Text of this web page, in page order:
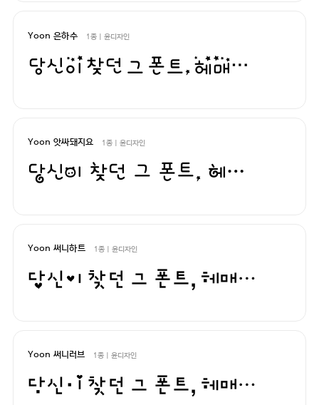
Yoon 은하수 1종 | 윤디자인
당신이 찾던 그 폰트, 헤매지 말고 바로 폰코!
Yoon 앗싸돼지요 1종 | 윤디자인
당신이 찾던 그 폰트, 헤매지 말고 바로 폰코!
Yoon 써니하트 1종 | 윤디자인
당신이 찾던 그 폰트, 헤매지 말고 바로 폰코!
Yoon 써니러브 1종 | 윤디자인
당신이 찾던 그 폰트, 헤매지 말고 바로 폰코!